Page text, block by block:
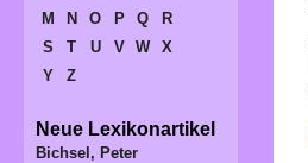
M
N O P Q
R
S
T U V W
X
Y
Z
Neue Lexikonartikel
Bichsel, Peter